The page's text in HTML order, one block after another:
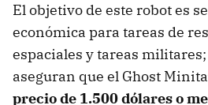
El objetivo de este robot es
económica para tareas de
espaciales y tareas
aseguran que el Ghost
precio de 1.500 dólares o